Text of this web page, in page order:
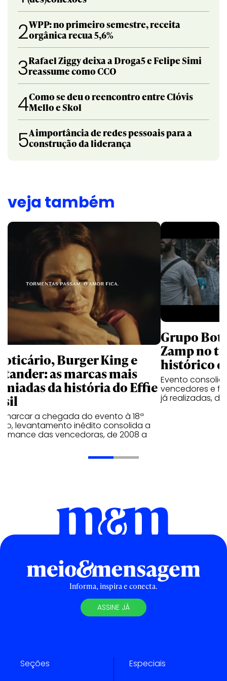
2WPP: no primeiro semestre, receita
orgânica recua 5,6%
3Rafael Ziggy deixa a Droga5 e Felipe Simi
reassume como CCO
4Como se deu o reencontro entre Clóvis
Mello e Skol
5A importância de redes pessoais para a
construção da liderança
veja também
Burger King e
as marcas mais
da história do Effie
marcar a chegada do evento à 18ª
levantamento inédito consolida a
das vencedoras, de 2008 a
Grupo
Zamp no
histórico
Evento
vencedores e
já realizadas,
Informa, inspira e conecta.
ASSINE JÁ
Seções Especiais